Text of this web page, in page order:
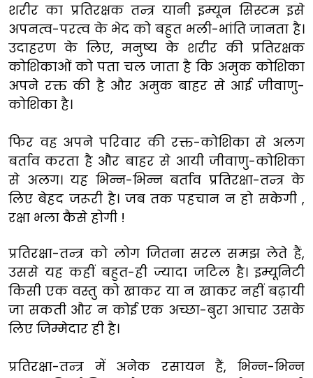
शरीर का प्रतिरक्षक तन्त्र यानी इम्यून सिस्टम इसे
अपनत्व-परत्व के भेद को बहुत भली-भांति जानता है।
उदाहरण के लिए, मनुष्य के शरीर की प्रतिरक्षक
कोशिकाओं को पता चल जाता है कि अमुक कोशिका
अपने रक्त की है और अमुक बाहर से आई जीवाणु-
कोशिका है।
फिर वह अपने परिवार की रक्त-कोशिका से अलग
बर्ताव करता है और बाहर से आयी जीवाणु-कोशिका
से अलग। यह भिन्न-भिन्न बर्ताव प्रतिरक्षा-तन्त्र के
लिए बेहद जरूरी है। जब तक पहचान न हो सकेगी ,
रक्षा भला कैसे होगी !
प्रतिरक्षा-तन्त्र को लोग जितना सरल समझ लेते हैं,
उससे यह कहीं बहुत-ही ज्यादा जटिल है। इम्यूनिटी
किसी एक वस्तु को खाकर या न खाकर नहीं बढ़ायी
जा सकती और न कोई एक अच्छा-बुरा आचार उसके
लिए जिम्मेदार ही है।
प्रतिरक्षा-तन्त्र में अनेक रसायन हैं, भिन्न-भिन्न